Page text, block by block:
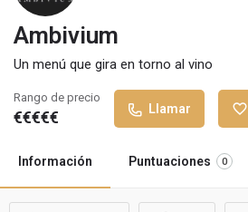
Ambivium
Un menú que gira en torno al vino
Rango de precio
€€€€€ Llamar
Información Puntuaciones 0